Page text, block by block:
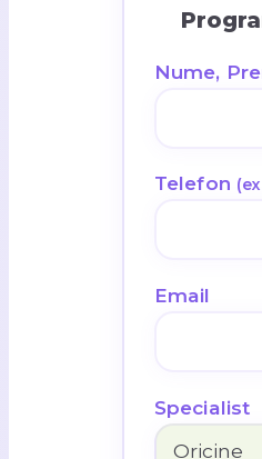
Nume,
Telefon
Email
Specialist